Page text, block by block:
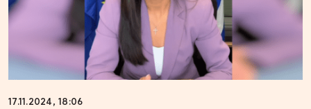
17.11.2024, 18:06